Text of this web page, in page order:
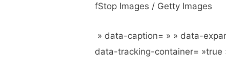
fStop Images / Getty Images
» data-caption= » » data-
data-tracking-container= »true